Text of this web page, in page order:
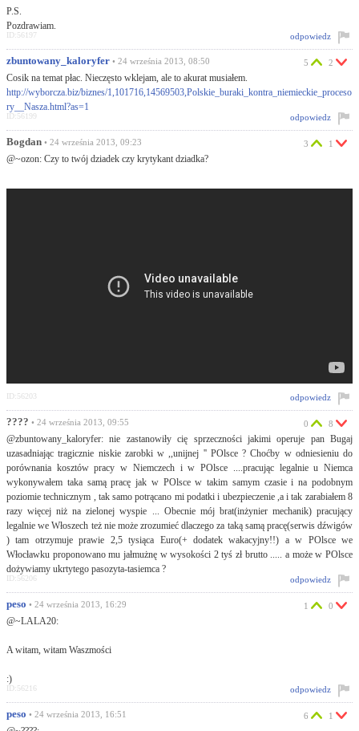
P.S.
Pozdrawiam.
odpowiedz
ID:56197
zbuntowany_kaloryfer • 24 września 2013, 08:50
Cosik na temat płac. Nieczęsto wklejam, ale to akurat musiałem.
http://wyborcza.biz/biznes/1,101716,14569503,Polskie_buraki_kontra_niemieckie_proceso
ry__Nasza.html?as=1
5 2
odpowiedz
ID:56199
Bogdan • 24 września 2013, 09:23
@~ozon: Czy to twój dziadek czy krytykant dziadka?
3 1
odpowiedz
ID:56203
???? • 24 września 2013, 09:55
@zbuntowany_kaloryfer: nie zastanowiły cię sprzeczności jakimi operuje pan Bugaj
uzasadniając tragicznie niskie zarobki w ,,unijnej '' POlsce ? Choćby w odniesieniu do
porównania kosztów pracy w Niemczech i w POlsce ....pracując legalnie u Niemca
wykonywałem taka samą pracę jak w POlsce w takim samym czasie i na podobnym
poziomie technicznym , tak samo potrącano mi podatki i ubezpieczenie ,a i tak zarabiałem 8
razy więcej niż na zielonej wyspie ... Obecnie mój brat(inżynier mechanik) pracujący
legalnie we Włoszech też nie może zrozumieć dlaczego za taką samą pracę(serwis dźwigów
) tam otrzymuje prawie 2,5 tysiąca Euro(+ dodatek wakacyjny!!) a w POlsce we
Włocławku proponowano mu jałmużnę w wysokości 2 tyś zł brutto ..... a może w POlsce
dożywiamy ukrtytego pasozyta-tasiemca ?
0 8
odpowiedz
ID:56206
peso • 24 września 2013, 16:29
@~LALA20:
A witam, witam Waszmości
:)
1 0
odpowiedz
ID:56216
peso • 24 września 2013, 16:51 6 1